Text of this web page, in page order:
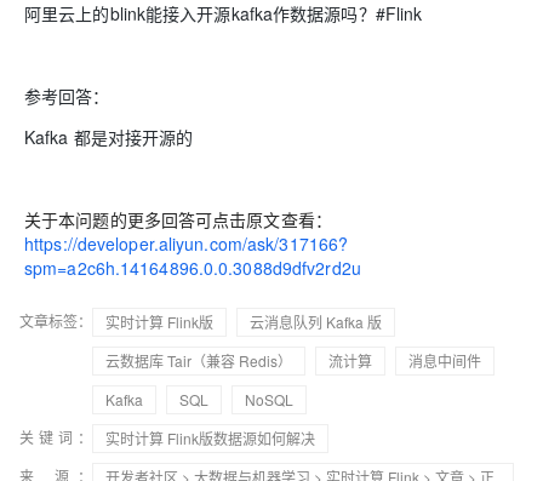
阿里云上的blink能接入开源kafka作数据源吗？#Flink
参考回答：
Kafka 都是对接开源的
关于本问题的更多回答可点击原文查看：
https://developer.aliyun.com/ask/317166?
spm=a2c6h.14164896.0.0.3088d9dfv2rd2u
文章标签： 实时计算 Flink版
云消息队列 Kafka 版
云数据库 Tair（兼容 Redis）
流计算
消息中间件
Kafka
SQL
NoSQL
关键词：
实时计算 Flink版数据源如何解决
来 源：
开发者社区 > 大数据与机器学习 > 实时计算 Flink > 文章 > 正